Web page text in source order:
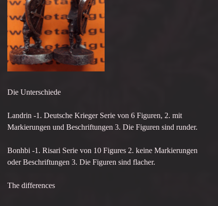
Die Unterschiede
Landrin -1. Deutsche Krieger Serie von 6 Figuren, 2. mit
Markierungen und Beschriftungen 3. Die Figuren sind runder.
Bonhbi -1. Risari Serie von 10 Figures 2. keine Markierungen
oder Beschriftungen 3. Die Figuren sind flacher.
The differences